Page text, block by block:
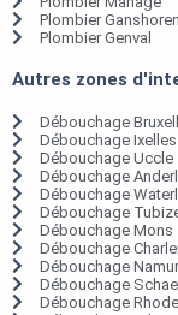
Plombier Ganshoren
Plombier Genval
Autres zones
Débouchage
Débouchage Ixelles
Débouchage Uccle
Débouchage
Débouchage
Débouchage
Débouchage Mons
Débouchage
Débouchage Namur
Débouchage
Débouchage